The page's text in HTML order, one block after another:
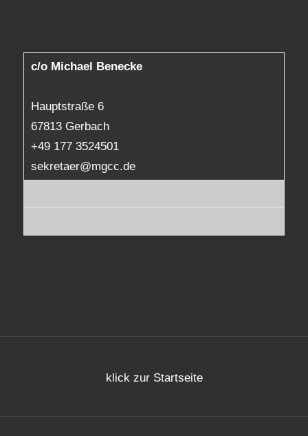
c/o Michael Benecke
Hauptstraße 6
67813 Gerbach
+49 177 3524501
sekretaer@mgcc.de
klick zur Startseite